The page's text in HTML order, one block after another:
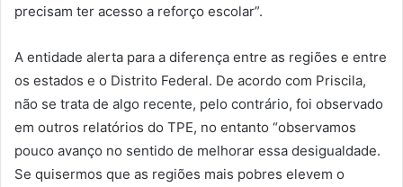
precisam ter acesso a reforço escolar”.
A entidade alerta para a diferença entre as regiões e entre
os estados e o Distrito Federal. De acordo com Priscila,
não se trata de algo recente, pelo contrário, foi observado
em outros relatórios do TPE, no entanto “observamos
pouco avanço no sentido de melhorar essa desigualdade.
Se quisermos que as regiões mais pobres elevem o